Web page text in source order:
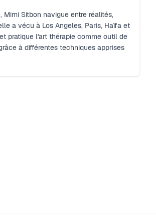
Sitbon navigue entre réalités,
a vécu à Los Angeles, Paris, Haïfa et
pratique l'art thérapie comme outil de
à différentes techniques apprises